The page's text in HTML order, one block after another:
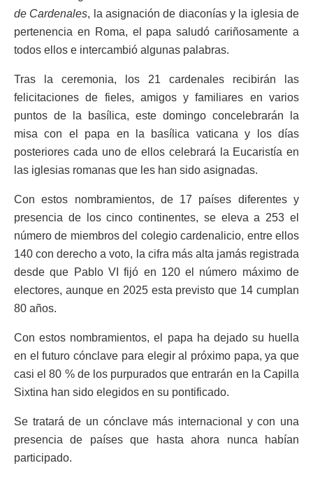
de Cardenales, la asignación de diaconías y la iglesia de
pertenencia en Roma, el papa saludó cariñosamente a
todos ellos e intercambió algunas palabras.
Tras la ceremonia, los 21 cardenales recibirán las
felicitaciones de fieles, amigos y familiares en varios
puntos de la basílica, este domingo concelebrarán la
misa con el papa en la basílica vaticana y los días
posteriores cada uno de ellos celebrará la Eucaristía en
las iglesias romanas que les han sido asignadas.
Con estos nombramientos, de 17 países diferentes y
presencia de los cinco continentes, se eleva a 253 el
número de miembros del colegio cardenalicio, entre ellos
140 con derecho a voto, la cifra más alta jamás registrada
desde que Pablo VI fijó en 120 el número máximo de
electores, aunque en 2025 esta previsto que 14 cumplan
80 años.
Con estos nombramientos, el papa ha dejado su huella
en el futuro cónclave para elegir al próximo papa, ya que
casi el 80 % de los purpurados que entrarán en la Capilla
Sixtina han sido elegidos en su pontificado.
Se tratará de un cónclave más internacional y con una
presencia de países que hasta ahora nunca habían
participado.